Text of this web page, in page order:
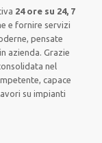
24 ore su 24, 7
e fornire servizi
pensate
azienda. Grazie
nel
capace
su impianti